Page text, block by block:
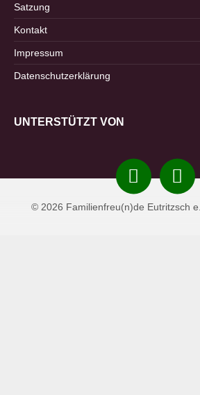
Satzung
Kontakt
Impressum
Datenschutzerklärung
UNTERSTÜTZT VON
© 2026 Familienfreu(n)de Eutritzsch